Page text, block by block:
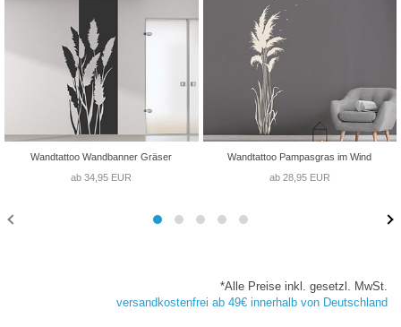
Wandtattoo Wandbanner Gräser
ab 34,95 EUR
Wandtattoo Pampasgras im Wind
ab 28,95 EUR
*Alle Preise inkl. gesetzl. MwSt.
versandkostenfrei ab 49€ innerhalb von Deutschland